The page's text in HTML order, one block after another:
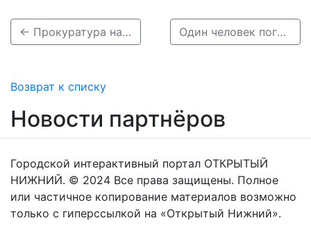
← Прокуратура начала проверку по факту смертельного ДТП с участием несовершеннолетних нижегородцев Один человек погиб в результате ДТП с участием подростков в Балахнинском районе →
Возврат к списку
Новости партнёров
Городской интерактивный портал ОТКРЫТЫЙ
НИЖНИЙ. © 2024 Все права защищены. Полное
или частичное копирование материалов возможно
только с гиперссылкой на «Открытый Нижний».